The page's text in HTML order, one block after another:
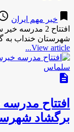
bookmark خبر مهم ایران
شهرستان خنداب
View article...
description
افتتاح
برگشاد